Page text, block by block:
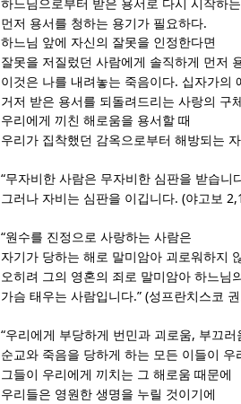
하느님으로부터 받은 용서로 다시 시작하
먼저 용서를 청하는 용기가 필요하다.
하느님 앞에 자신의 잘못을 인정한다면
잘못을 저질렀던 사람에게 솔직하게 먼저
이것은 나를 내려놓는 죽음이다. 십자가의
거저 받은 용서를 되돌려드리는 사랑의 구
우리에게 끼친 해로움을 용서할 때
우리가 집착했던 감옥으로부터 해방되는
“무자비한 사람은 무자비한 심판을 받습니
그러나 자비는 심판을 이깁니다. (야고보
“원수를 진정으로 사랑하는 사람은
자기가 당하는 해로 말미암아 괴로워하지
오히려 그의 영혼의 죄로 말미암아 하느님
가슴 태우는 사람입니다.” (성프란치스코
“우리에게 부당하게 번민과 괴로움, 부끄러
순교와 죽음을 당하게 하는 모든 이들이 우
그들이 우리에게 끼치는 그 해로움 때문에
우리들은 영원한 생명을 누릴 것이기에